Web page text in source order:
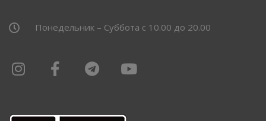
Понедельник – Суббота с 10.00 до 20.00